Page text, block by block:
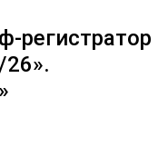
регистратор